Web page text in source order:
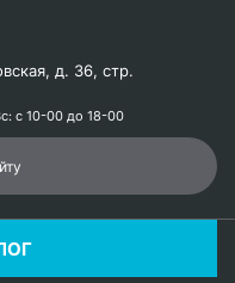
д. 36, стр.
с 10-00 до 18-00